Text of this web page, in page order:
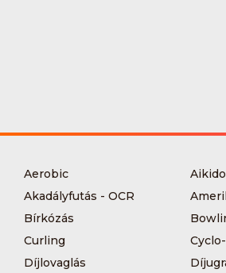
Aerobic
Aikido
Akadályfutás - OCR
Bírkózás
Curling
Díjlovaglás